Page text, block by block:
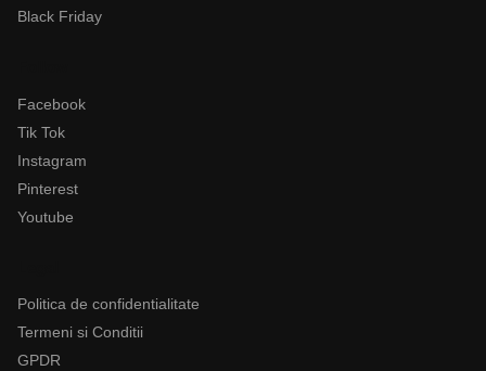
Black Friday
Facebook
Tik Tok
Instagram
Pinterest
Youtube
Politica de confidentialitate
Termeni si Conditii
GPDR